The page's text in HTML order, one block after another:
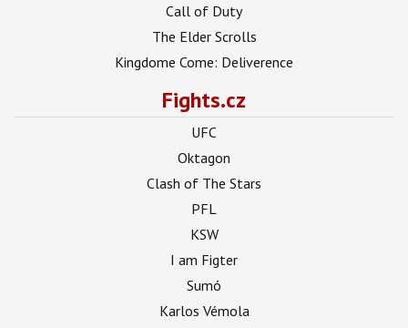
Call of Duty
The Elder Scrolls
Kingdome Come: Deliverence
Fights.cz
UFC
Oktagon
Clash of The Stars
PFL
KSW
I am Figter
Sumó
Karlos Vémola